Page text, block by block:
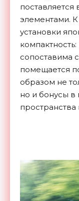
элементами.
установки
сопоставима
помещается
образом не
но и бонусы в